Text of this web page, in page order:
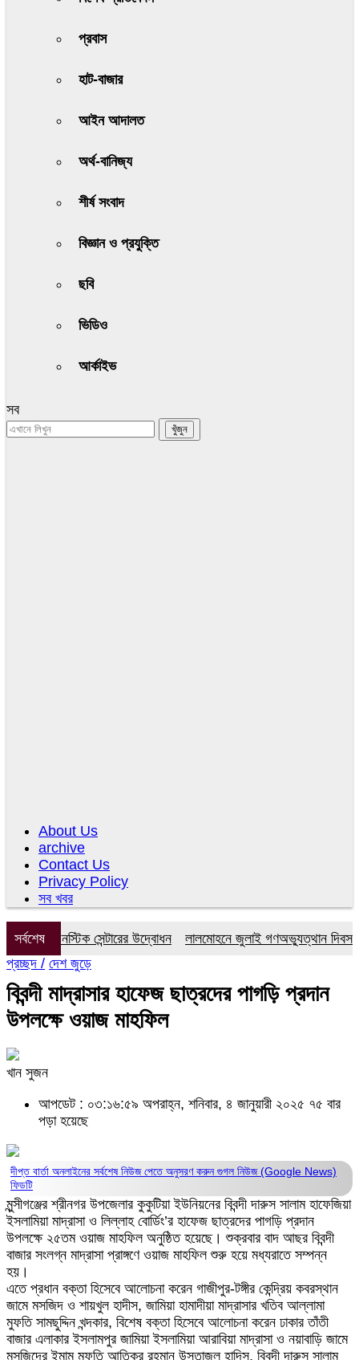
প্রবাস
হাট-বাজার
আইন আদালত
অর্থ-বানিজ্য
শীর্ষ সংবাদ
বিজ্ঞান ও প্রযুক্তি
ছবি
ভিডিও
আর্কাইভ
সব
About Us
archive
Contact Us
Privacy Policy
সব খবর
সর্বশেষ সেন্টারের উদ্বোধন
লালমোহনে জুলাই গণঅভ্যুত্থান দিবস
প্রচ্ছদ / দেশ জুড়ে
বিবন্দী মাদ্রাসার হাফেজ ছাত্রদের পাগড়ি প্রদান
উপলক্ষে ওয়াজ মাহফিল
খান সুজন
আপডেট : ০৩:১৬:৫৯ অপরাহ্ন, শনিবার, ৪ জানুয়ারী ২০২৫ ৭৫ বার
পড়া হয়েছে
দীপ্ত বার্তা অনলাইনের সর্বশেষ নিউজ পেতে অনুসরণ করুনগুগল নিউজ (Google News)
ফিডটি
মুন্সীগঞ্জের শ্রীনগর উপজেলার কুকুটিয়া ইউনিয়নের বিবন্দী দারুস সালাম হাফেজিয়া
ইসলামিয়া মাদ্রাসা ও লিল্লাহ বোর্ডিং’র হাফেজ ছাত্রদের পাগড়ি প্রদান
উপলক্ষে ২৫তম ওয়াজ মাহফিল অনুষ্ঠিত হয়েছে। শুক্রবার বাদ আছর বিবন্দী
বাজার সংলগ্ন মাদ্রাসা প্রাঙ্গণে ওয়াজ মাহফিল শুরু হয়ে মধ্যরাতে সম্পন্ন
হয়।
এতে প্রধান বক্তা হিসেবে আলোচনা করেন গাজীপুর-টঙ্গীর কেন্দ্রিয় কবরস্থান
জামে মসজিদ ও শায়খুল হাদীস, জামিয়া হামাদীয়া মাদ্রাসার খতিব আল্লামা
মুফতি সামছুদ্দিন খন্দকার, বিশেষ বক্তা হিসেবে আলোচনা করেন ঢাকার তাঁতী
বাজার এলাকার ইসলামপুর জামিয়া ইসলামিয়া আরাবিয়া মাদ্রাসা ও নয়াবাড়ি জামে
মসজিদের ইমাম মুফতি আতিকুর রহমান উস্তাজুল হাদিস, বিবন্দী দারুস সালাম